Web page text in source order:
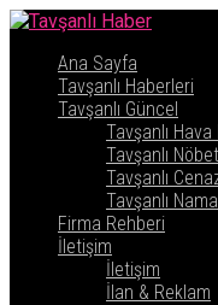
Ana Sayfa
Tavşanlı Haberleri
Tavşanlı Güncel
Tavşanlı
Tavşanlı
Tavşanlı
Tavşanlı
Firma Rehberi
İletişim
İletişim
İlan & Reklam